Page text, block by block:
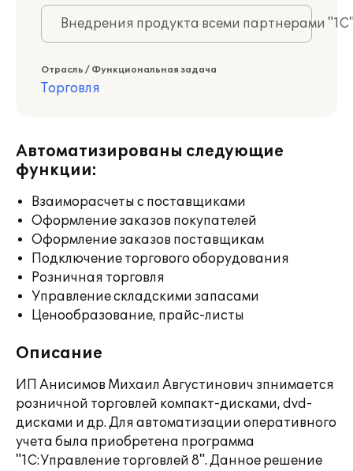
Внедрения продукта всеми партнерами
Отрасль / Функциональная задача
Торговля
Автоматизированы следующие
функции:
Взаиморасчеты с поставщиками
Оформление заказов покупателей
Оформление заказов поставщикам
Подключение торгового оборудования
Розничная торговля
Управление складскими запасами
Ценообразование, прайс-листы
Описание
ИП Анисимов Михаил Августинович зпнимается
розничной торговлей компакт-дисками, dvd-
дисками и др. Для автоматизации оперативного
учета была приобретена программа
"1С:Управление торговлей 8". Данное решение